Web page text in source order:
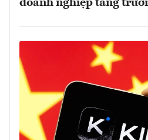
doanh nghiệp tăng